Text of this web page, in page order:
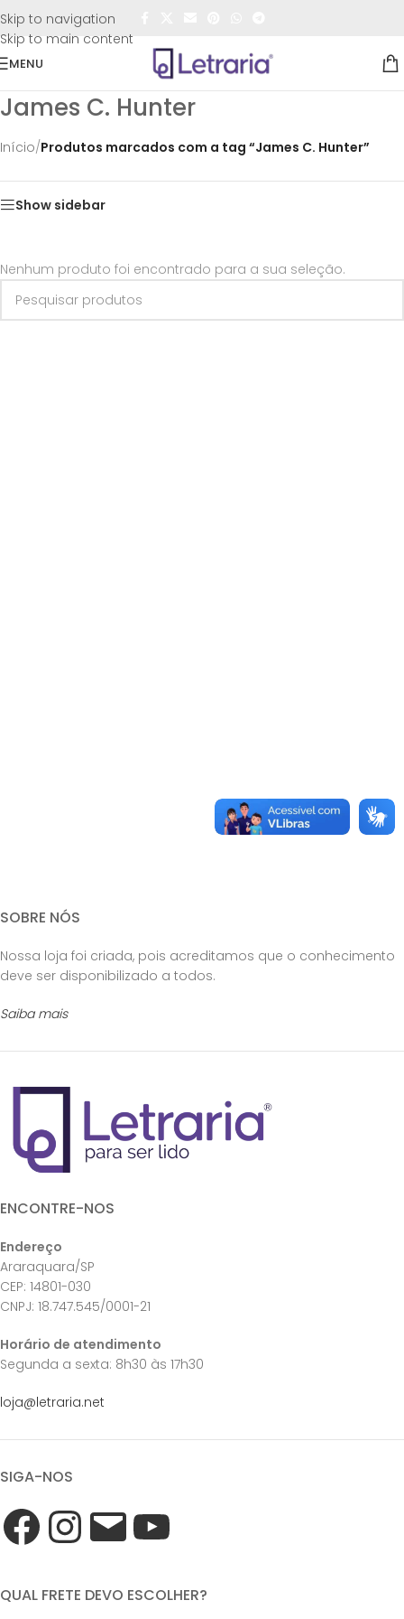
Skip to navigation
Skip to main content
FRETE GRÁTIS
MENU
James C. Hunter
Início/Produtos marcados com a tag “James C. Hunter”
Show sidebar
Nenhum produto foi encontrado para a sua seleção.
SOBRE NÓS
Nossa loja foi criada, pois acreditamos que o conhecimento
deve ser disponibilizado a todos.
Saiba mais
ENCONTRE-NOS
Endereço
Araraquara/SP
CEP: 14801-030
CNPJ: 18.747.545/0001-21
Horário de atendimento
Segunda a sexta: 8h30 às 17h30
loja@letraria.net
SIGA-NOS
QUAL FRETE DEVO ESCOLHER?